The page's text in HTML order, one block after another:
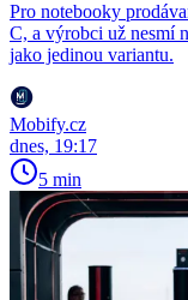
Pro notebooky
C, a výrobci už nesmí
jako jedinou variantu.
Mobify.cz
dnes, 19:17
5 min